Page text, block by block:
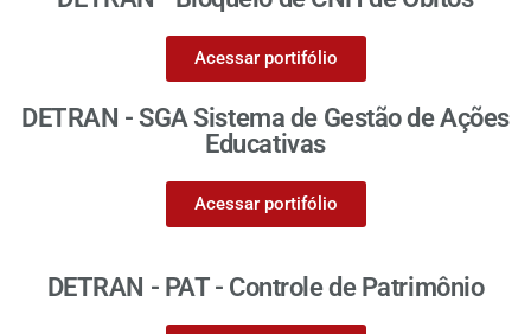
Acessar portifólio
DETRAN - SGA Sistema de Gestão de Ações
Educativas
Acessar portifólio
DETRAN - PAT - Controle de Patrimônio